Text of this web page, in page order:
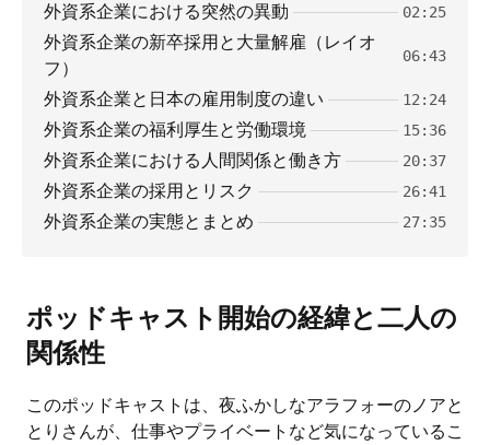
外資系企業における突然の異動 02:25
外資系企業の新卒採用と大量解雇（レイオ
フ）
06:43
外資系企業と日本の雇用制度の違い 12:24
外資系企業の福利厚生と労働環境 15:36
外資系企業における人間関係と働き方 20:37
外資系企業の採用とリスク 26:41
外資系企業の実態とまとめ 27:35
ポッドキャスト開始の経緯と二人の
関係性
このポッドキャストは、夜ふかしなアラフォーのノアと
とりさんが、仕事やプライベートなど気になっているこ